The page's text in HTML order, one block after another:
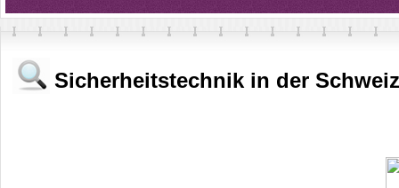
Sicherheitstechnik in der